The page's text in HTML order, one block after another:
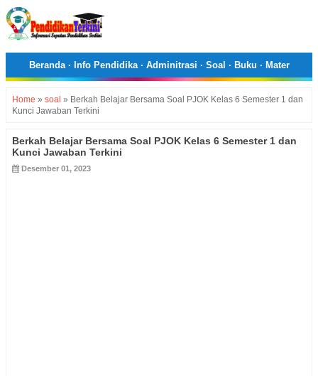
Beranda· Info Pendidika· Adminitrasi · Soal · Buku · Mater
Home » soal » Berkah Belajar Bersama Soal PJOK Kelas 6 Semester 1 dan
Kunci Jawaban Terkini
Berkah Belajar Bersama Soal PJOK Kelas 6 Semester 1 dan
Kunci Jawaban Terkini
Desember 01, 2023